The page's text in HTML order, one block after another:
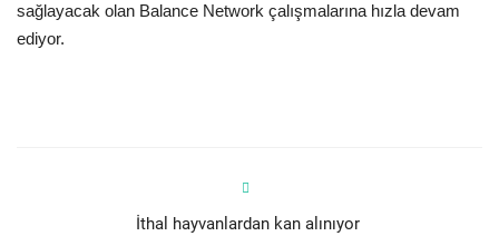
sağlayacak olan Balance Network çalışmalarına hızla devam
ediyor.
İthal hayvanlardan kan alınıyor